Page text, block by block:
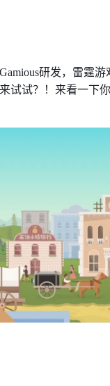
研发，雷霆
试试？！来看一下